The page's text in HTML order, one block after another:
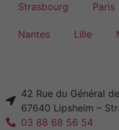
Strasbourg Paris
Nantes Lille
42 Rue du Général
67640 Lipsheim –
03 88 68 56 54